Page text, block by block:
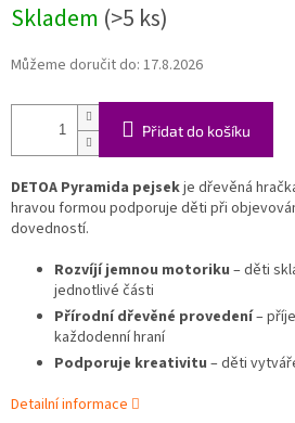
cena:
Skladem (>5 ks)
Můžeme doručit do: 17.8.2026
Přidat do košíku
DETOA Pyramida pejsekje dřevěná
hravou formou podporuje děti při
dovedností.
Rozvíjí jemnou motoriku – děti
jednotlivé části
Přírodní dřevěné provedení–
každodenní hraní
Podporuje kreativitu – děti
Detailní informace